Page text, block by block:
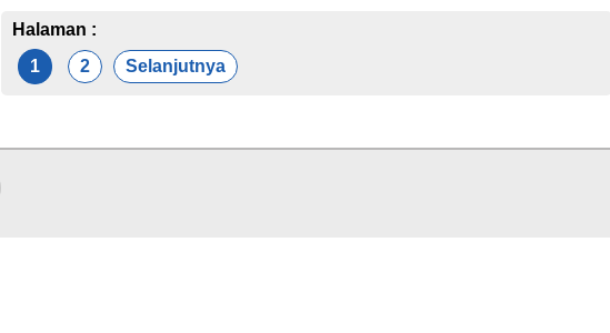
Halaman :
1
2 Selanjutnya